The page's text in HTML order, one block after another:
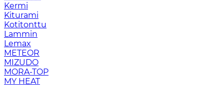
Kermi
Kiturami
Kotitonttu
Lammin
Lemax
METEOR
MIZUDO
MORA-TOP
MY HEAT